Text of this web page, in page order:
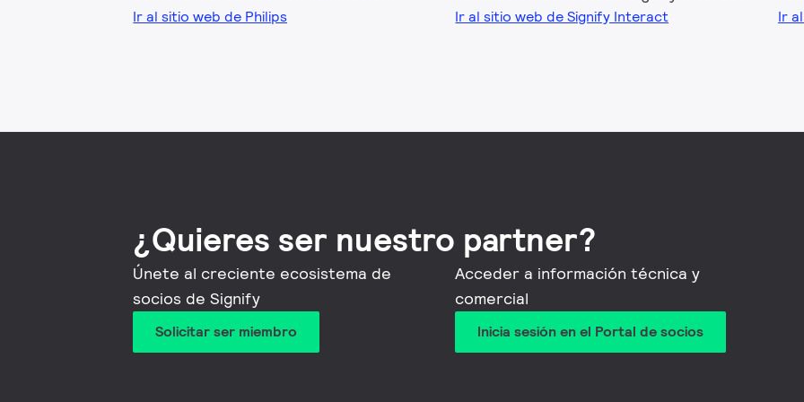
Ir al sitio web de Philips Ir al sitio web de Signify Interact Ir
¿Quieres ser nuestro partner?
Únete al creciente ecosistema de
socios de Signify
Solicitar ser miembro
Acceder a información técnica y
comercial
Inicia sesión en el Portal de socios